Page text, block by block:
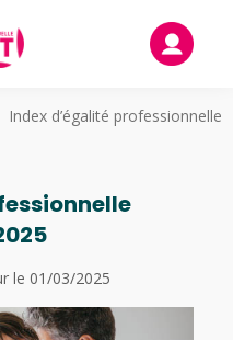
Index d’égalité professionnelle
le 01/03/2025